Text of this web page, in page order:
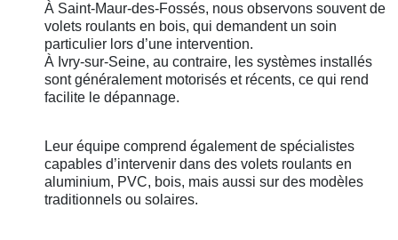
À Saint-Maur-des-Fossés, nous observons souvent de
volets roulants en bois, qui demandent un soin
particulier lors d’une intervention.
À Ivry-sur-Seine, au contraire, les systèmes installés
sont généralement motorisés et récents, ce qui rend
facilite le dépannage.
Leur équipe comprend également de spécialistes
capables d’intervenir dans des volets roulants en
aluminium, PVC, bois, mais aussi sur des modèles
traditionnels ou solaires.